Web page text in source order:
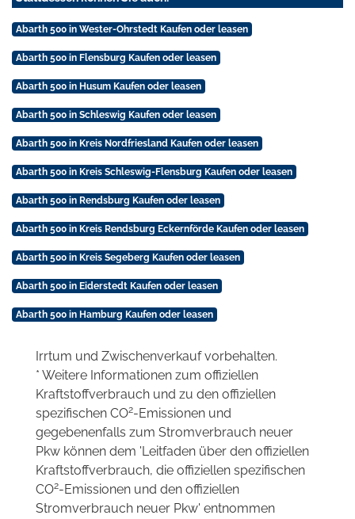
Abarth 500 in Wester-Ohrstedt Kaufen oder leasen
Abarth 500 in Flensburg Kaufen oder leasen
Abarth 500 in Husum Kaufen oder leasen
Abarth 500 in Schleswig Kaufen oder leasen
Abarth 500 in Kreis Nordfriesland Kaufen oder leasen
Abarth 500 in Kreis Schleswig-Flensburg Kaufen oder leasen
Abarth 500 in Rendsburg Kaufen oder leasen
Abarth 500 in Kreis Rendsburg Eckernförde Kaufen oder leasen
Abarth 500 in Kreis Segeberg Kaufen oder leasen
Abarth 500 in Eiderstedt Kaufen oder leasen
Abarth 500 in Hamburg Kaufen oder leasen
Irrtum und Zwischenverkauf vorbehalten.
* Weitere Informationen zum offiziellen
Kraftstoffverbrauch und zu den offiziellen
spezifischen CO2-Emissionen und
gegebenenfalls zum Stromverbrauch neuer
Pkw können dem 'Leitfaden über den offiziellen
Kraftstoffverbrauch, die offiziellen spezifischen
CO2-Emissionen und den offiziellen
Stromverbrauch neuer Pkw' entnommen